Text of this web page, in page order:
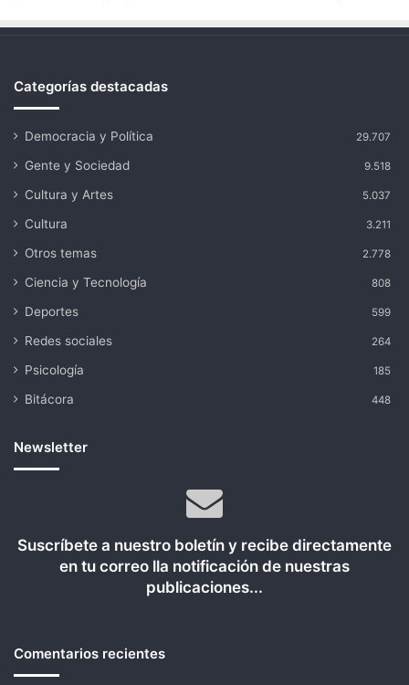
Categorías destacadas
Democracia y Política 29.707
Gente y Sociedad 9.518
Cultura y Artes 5.037
Cultura 3.211
Otros temas 2.778
Ciencia y Tecnología 808
Deportes 599
Redes sociales 264
Psicología 185
Bitácora 448
Newsletter
Suscríbete a nuestro boletín y recibe directamente
en tu correo lla notificación de nuestras
publicaciones...
Comentarios recientes